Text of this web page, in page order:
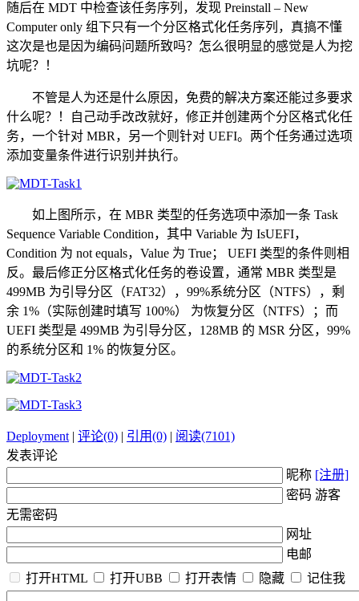
随后在 MDT 中检查该任务序列，发现 Preinstall – New
Computer only 组下只有一个分区格式化任务序列，真搞不懂
这次是也是因为编码问题所致吗？怎么很明显的感觉是人为挖
坑呢？！
不管是人为还是什么原因，免费的解决方案还能过多要求
什么呢？！自己动手改改就好，修正并创建两个分区格式化任
务，一个针对 MBR，另一个则针对 UEFI。两个任务通过选项
添加变量条件进行识别并执行。
如上图所示，在 MBR 类型的任务选项中添加一条 Task
Sequence Variable Condition，其中 Variable 为 IsUEFI，
Condition 为 not equals，Value 为 True； UEFI 类型的条件则相
反。最后修正分区格式化任务的卷设置，通常 MBR 类型是
499MB 为引导分区（FAT32），99%系统分区（NTFS），剩
余 1%（实际创建时填写 100%） 为恢复分区（NTFS）；而
UEFI 类型是 499MB 为引导分区，128MB 的 MSR 分区，99%
的系统分区和 1% 的恢复分区。
Deployment| 评论(0) | 引用(0) | 阅读(7101)
发表评论
昵称 [注册]
密码 游客
无需密码
网址
电邮
打开HTML
打开UBB 打开表情 隐藏 记住我